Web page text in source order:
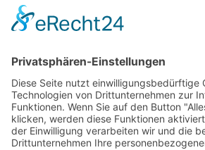
Newsletter
Versandinformationen
Verfügbarkeit/Verträglichkeit
Rechtliches
Widerrufsrecht und Widerrufsformular